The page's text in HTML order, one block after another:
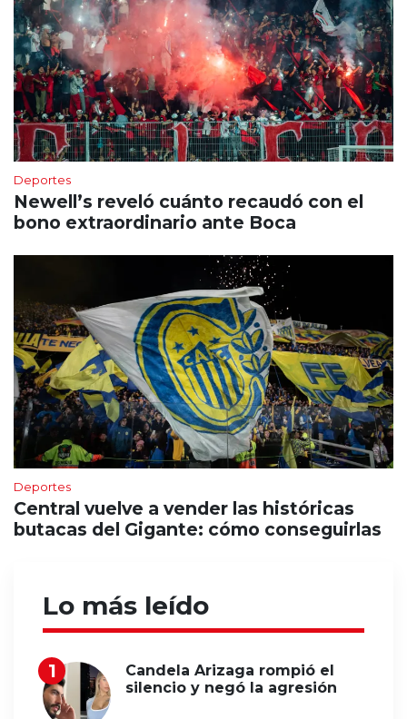
Deportes
Newell’s reveló cuánto recaudó con el
bono extraordinario ante Boca
Deportes
Central vuelve a vender las históricas
butacas del Gigante: cómo conseguirlas
Lo más leído
Candela Arizaga rompió el
silencio y negó la agresión